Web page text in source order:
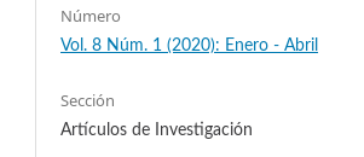
Número
Vol. 8 Núm. 1 (2020): Enero - Abril
Sección
Artículos de Investigación